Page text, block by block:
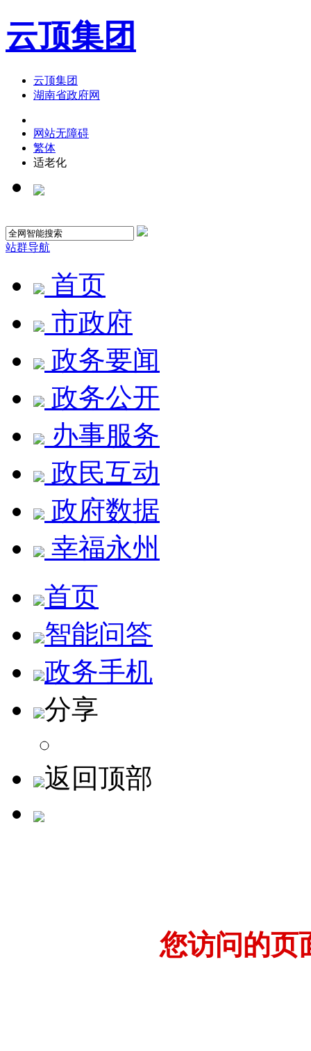
云顶集团
云顶集团
湖南省政府网
网站无障碍
繁体
适老化
站群导航
首页
市政府
政务要闻
政务公开
办事服务
政民互动
政府数据
幸福永州
首页
智能问答
政务手机
分享
返回顶部
您访问的页